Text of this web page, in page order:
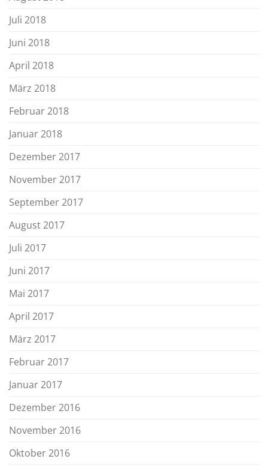
Juli 2018
Juni 2018
April 2018
März 2018
Februar 2018
Januar 2018
Dezember 2017
November 2017
September 2017
August 2017
Juli 2017
Juni 2017
Mai 2017
April 2017
März 2017
Februar 2017
Januar 2017
Dezember 2016
November 2016
Oktober 2016